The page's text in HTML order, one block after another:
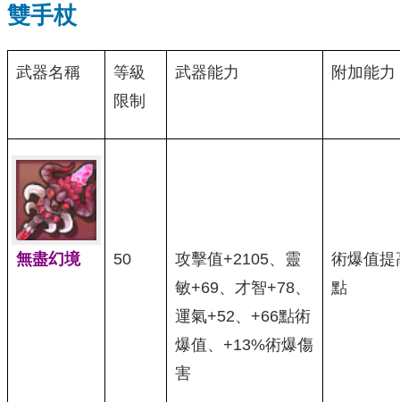
雙手杖
武器名稱
等級
限制
武器能力 附加能力
無盡幻境 50
攻擊值+2105、靈
敏+69、才智+78、
運氣+52、+66點術
爆值、+13%術爆傷
害
術爆值提
點